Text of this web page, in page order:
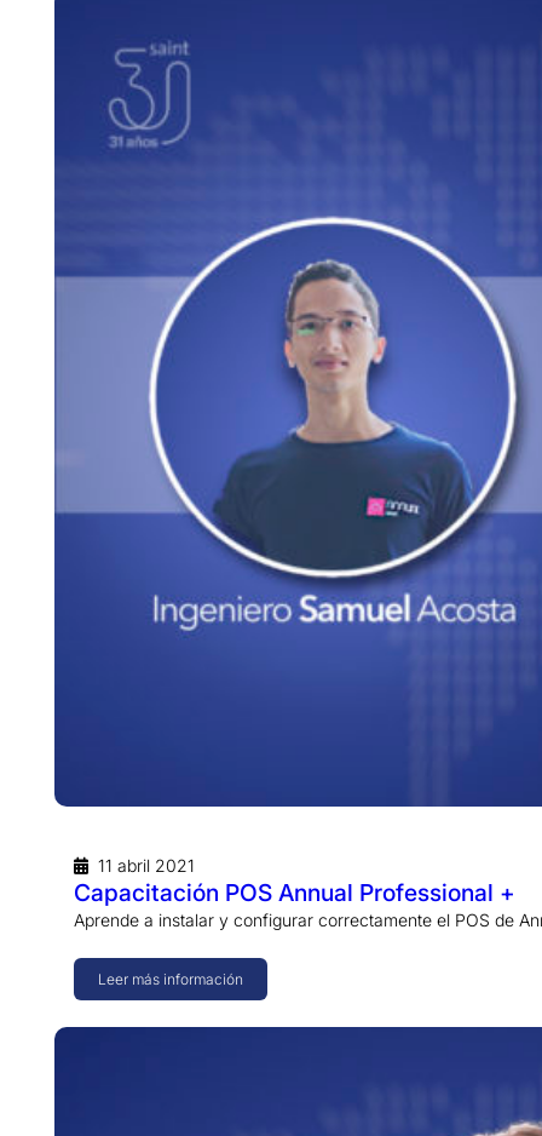
11 abril 2021
Capacitación POS Annual Professional +
Aprende a instalar y configurar correctamente el POS de
Leer más información